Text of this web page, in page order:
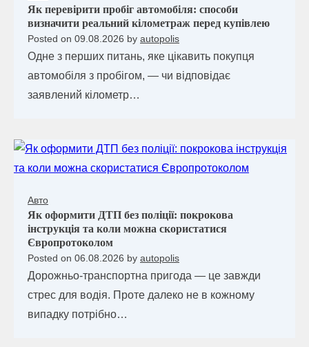
Як перевірити пробіг автомобіля: способи
визначити реальний кілометраж перед купівлею
Posted on 09.08.2026 by autopolis
Одне з перших питань, яке цікавить покупця
автомобіля з пробігом, — чи відповідає
заявлений кілометр…
Авто
Як оформити ДТП без поліції: покрокова
інструкція та коли можна скористатися
Європротоколом
Posted on 06.08.2026 by autopolis
Дорожньо-транспортна пригода — це завжди
стрес для водія. Проте далеко не в кожному
випадку потрібно…